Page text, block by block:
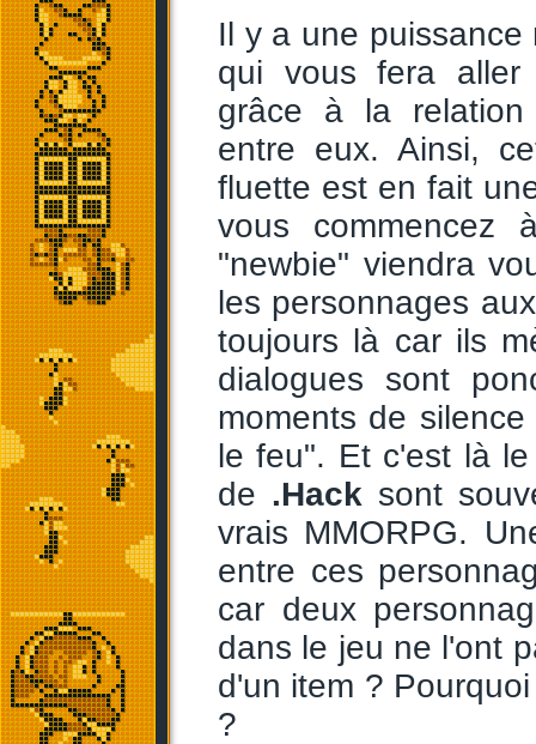
Il y a une
qui vous fera aller
grâce à la relation
entre eux. Ainsi,
fluette est en fait
vous commencez
"newbie" viendra
les personnages
toujours là car ils
dialogues sont
moments de
le feu". Et c'est là
de .Hack sont
vrais MMORPG.
entre ces
car deux
dans le jeu ne l'ont
d'un item ?
?